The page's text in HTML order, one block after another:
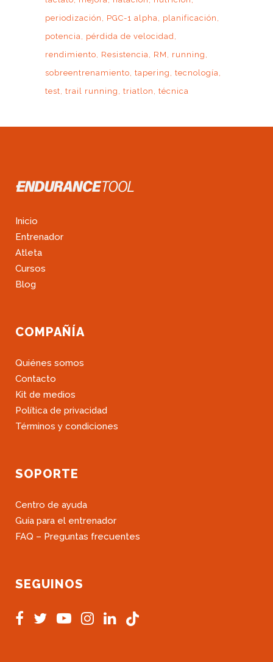
periodización
PGC-1 alpha
planificación
potencia
pérdida de velocidad
rendimiento
Resistencia RM
running
sobreentrenamiento tapering
tecnología
test trail running triatlon técnica
Inicio
Entrenador
Atleta
Cursos
Blog
COMPAÑÍA
Quiénes somos
Contacto
Kit de medios
Política de privacidad
Términos y condiciones
SOPORTE
Centro de ayuda
Guía para el entrenador
FAQ – Preguntas frecuentes
SEGUINOS